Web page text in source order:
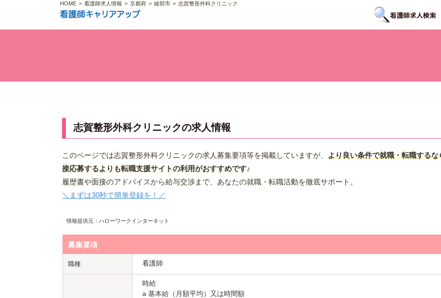
志賀整形外科クリニックの求人情報
このページでは志賀整形外科クリニックの求人募集要項等を掲載していますが、
より良い条件で就職・転職するな
接応募するよりも転職支援サイトの利用がおすすめです♪
履歴書や面接のアドバイスから給与交渉まで、あなたの就職・転職活動を徹底サポート。
＼まずは30秒で簡単登録を！／
情報提供元：ハローワークインターネット
募集要項
職種 看護師
時給
a 基本給（月額平均）又は時間額
HOME 看護師求人情報 京都府 綾部市 志賀整形外科クリニック